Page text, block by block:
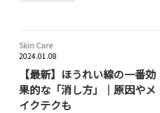
Skin Care
2024.01.08
【最新】ほうれい線の一番効
果的な「消し方」｜原因やメ
イクテクも